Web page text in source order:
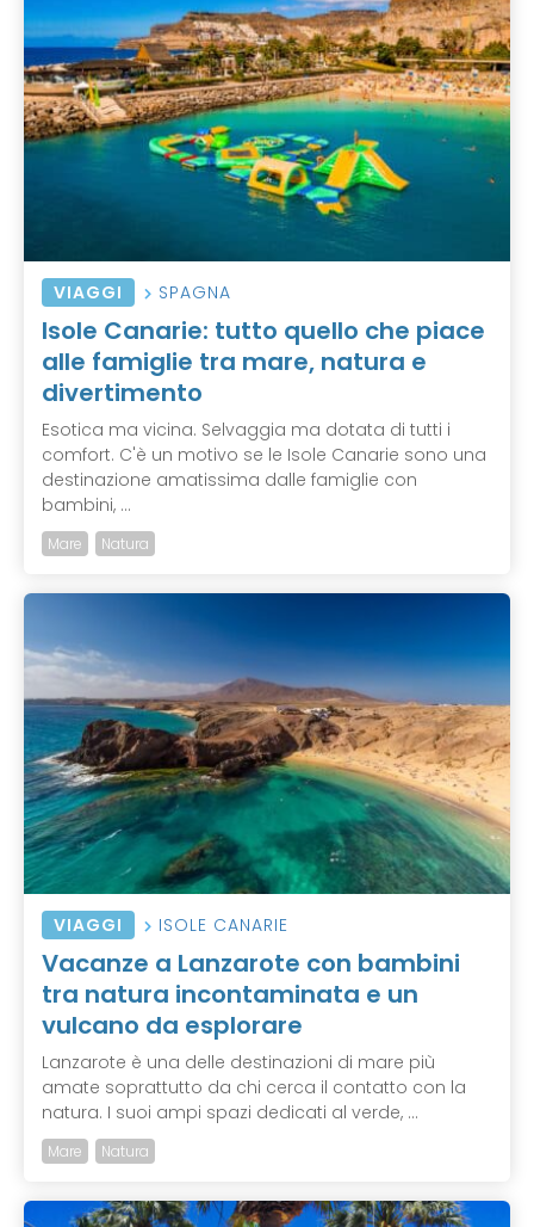
VIAGGI SPAGNA
Isole Canarie: tutto quello che piace
alle famiglie tra mare, natura e
divertimento
Esotica ma vicina. Selvaggia ma dotata di tutti i
comfort. C'è un motivo se le Isole Canarie sono una
destinazione amatissima dalle famiglie con
bambini, ...
Mare Natura
VIAGGI ISOLE CANARIE
Vacanze a Lanzarote con bambini
tra natura incontaminata e un
vulcano da esplorare
Lanzarote è una delle destinazioni di mare più
amate soprattutto da chi cerca il contatto con la
natura. I suoi ampi spazi dedicati al verde, ...
Mare Natura